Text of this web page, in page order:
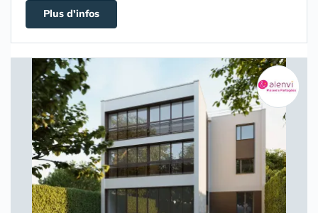
Plus d'infos